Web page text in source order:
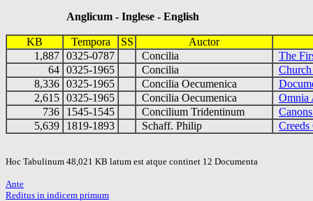
Anglicum - Inglese - English
KB Tempora SS
Auctor
1,887 0325-0787 Concilia
The
64 0325-1965 Concilia
8,336 0325-1965 Concilia Oecumenica
2,615 0325-1965 Concilia Oecumenica
Omnia
736
1545-1545 Concilium Tridentinum
5,639
1819-1893 Schaff. Philip
Hoc Tabulinum 48,021 KB latum est atque continet 12 Documenta
Ante
Reditus in indicem primum